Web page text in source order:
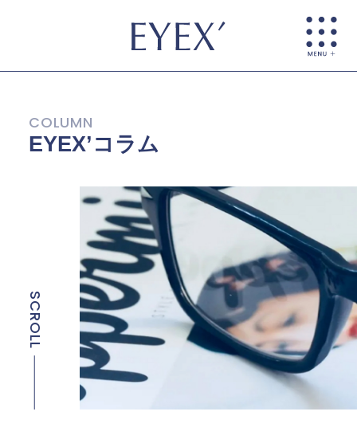
EYEX’コラム
SCROLL